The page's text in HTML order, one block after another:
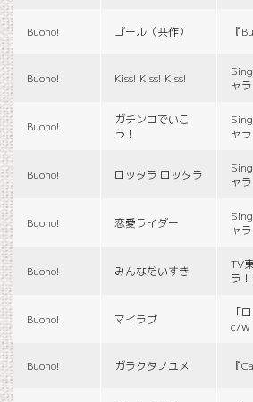
Buono! ゴール（共作） 『
Buono! Kiss! Kiss! Kiss!
ャ
Buono!
ガチンコでいこ
う！
ャ
Buono! ロッタラ ロッタラ
ャ
Buono! 恋愛ライダー
ャ
Buono! みんなだいすき
TV
ラ
Buono! マイラブ
「
c/w
Buono! ガラクタノユメ 『